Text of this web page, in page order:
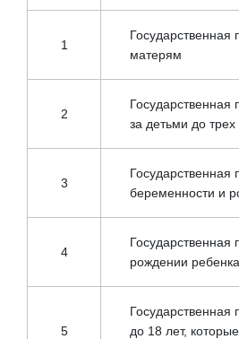
1
матерям
2
за детьми до трех
3
беременности и
4
рождении ребенка
5
до 18 лет,